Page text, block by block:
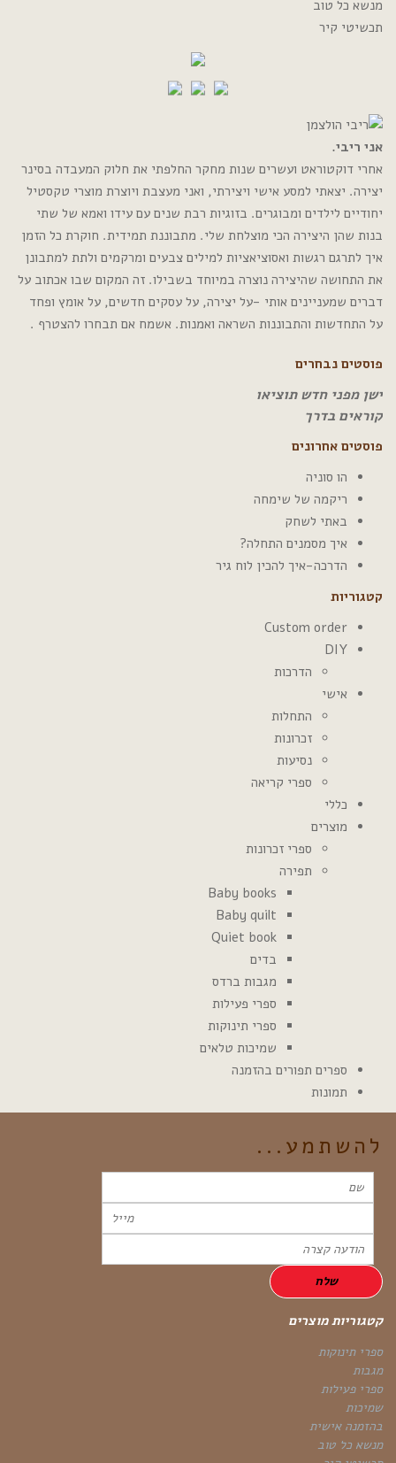
מנשא כל טוב
תכשיטי קיר
אני ריבי.
אחרי דוקטוראט ועשרים שנות מחקר החלפתי את חלוק המעבדה בסינר
יצירה. יצאתי למסע אישי ויצירתי, ואני מעצבת ויוצרת מוצרי טקסטיל
יחודיים לילדים ומבוגרים. בזוגיות רבת שנים עם עידו ואמא של שתי
בנות שהן היצירה הכי מוצלחת שלי. מתבוננת תמידית. חוקרת כל הזמן
איך לתרגם רגשות ואסוציאציות למילים צבעים ומרקמים ולתת למתבונן
את התחושה שהיצירה נוצרה במיוחד בשבילו. זה המקום שבו אכתוב על
דברים שמעניינים אותי -על יצירה, על עסקים חדשים, על אומץ ופחד
על התחדשות והתבוננות השראה ואמנות. אשמח אם תבחרו להצטרף .
פוסטים נבחרים
ישן מפני חדש תוציאו
קוראים בדרך
פוסטים אחרונים
הו סוניה
ריקמה של שימחה
באתי לשחק
איך מסמנים התחלה?
הדרכה-איך להכין לוח גיר
קטגוריות
Custom order
DIY
הדרכות
אישי
התחלות
זכרונות
נסיעות
ספרי קריאה
כללי
מוצרים
ספרי זכרונות
תפירה
Baby books
Baby quilt
Quiet book
בדים
מגבות ברדס
ספרי פעילות
ספרי תינוקות
שמיכות טלאים
ספרים תפורים בהזמנה
תמונות
להשתמע...
קטגוריות מוצרים
ספרי תינוקות
מגבות
ספרי פעילות
שמיכות
בהזמנה אישית
מנשא כל טוב